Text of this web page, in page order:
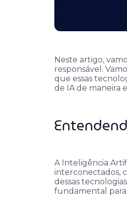
Neste artigo,
responsável.
que essas
de IA de maneira
A Inteligência
interconectados,
dessas
fundamental para